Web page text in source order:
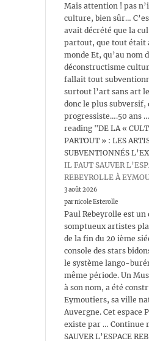
Mais attention ! pas
culture, bien sûr…
avait décrété que la
partout, que tout était
monde Et, qu’au nom
déconstructisme
fallait tout
surtout l’art sans art
donc le plus subversif,
progressiste….50 ans
reading "DE LA «
PARTOUT » : LES
SUBVENTIONNÉS
IL FAUT SAUVER
REBEYROLLE À
3 août 2026
par nicole Esterolle
Paul Rebeyrolle est un
somptueux artistes
de la fin du 20 ième
console des stars
le système lango-
même période. Un
à son nom, a été
Eymoutiers, sa ville
Auvergne. Cet espace
existe par … Continue
SAUVER L’ESPACE